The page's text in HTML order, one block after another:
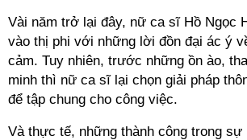
Vài năm trở lại đây, nữ ca sĩ Hồ Ngọc
vào thị phi với những lời đồn đại ác ý
cảm. Tuy nhiên, trước những ồn ào,
minh thì nữ ca sĩ lại chọn giải pháp
để tập chung cho công việc.
Và thực tế, những thành công trong sự